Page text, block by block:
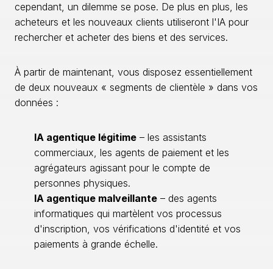
cependant, un dilemme se pose. De plus en plus, les
acheteurs et les nouveaux clients utiliseront l'IA pour
rechercher et acheter des biens et des services.
À partir de maintenant, vous disposez essentiellement
de deux nouveaux « segments de clientèle » dans vos
données :
IA agentique légitime – les assistants
commerciaux, les agents de paiement et les
agrégateurs agissant pour le compte de
personnes physiques.
IA agentique malveillante – des agents
informatiques qui martèlent vos processus
d'inscription, vos vérifications d'identité et vos
paiements à grande échelle.